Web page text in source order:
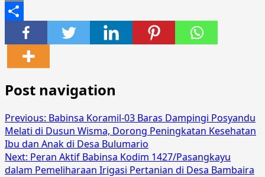
Email
Share
Post navigation
Previous: Babinsa Koramil-03 Baras Dampingi Posyandu
Melati di Dusun Wisma, Dorong Peningkatan Kesehatan
Ibu dan Anak di Desa Bulumario
Next: Peran Aktif Babinsa Kodim 1427/Pasangkayu
dalam Pemeliharaan Irigasi Pertanian di Desa Bambaira